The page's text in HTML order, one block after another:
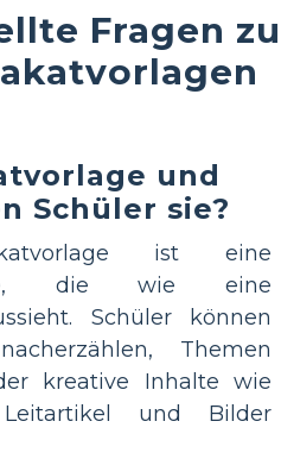
Fragen zu
und
Schüler sie?
ist eine
die wie eine
Schüler können
Themen
kreative Inhalte wie
Leitartikel und Bilder